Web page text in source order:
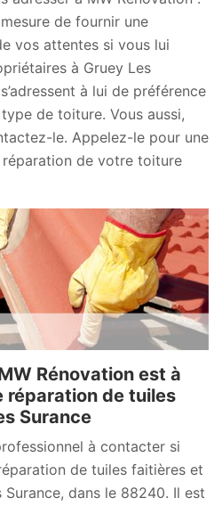
de fournir une
vos attentes si vous lui
à Gruey Les
à lui de préférence
de toiture. Vous aussi,
le. Appelez-le pour une
de votre toiture
Rénovation est à
réparation de tuiles
Surance
à contacter si
de tuiles faitières et
dans le 88240. Il est